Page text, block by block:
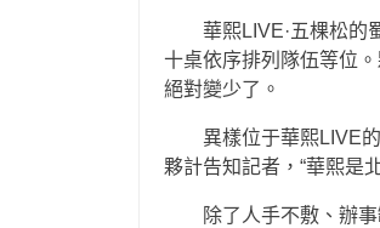
華熙LIVE·五棵松的
十桌依序排列隊伍等位
絕對變少了。
異樣位于華熙LIVE
夥計告知記者，“華熙是
除了人手不敷、辦